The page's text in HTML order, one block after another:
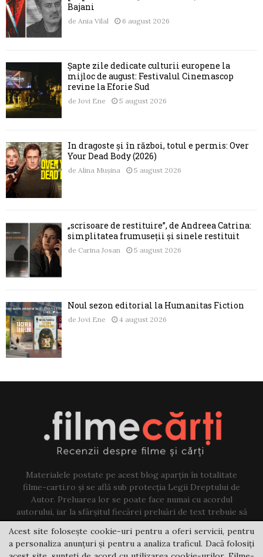
Bajani
de Ania Vilal 6 august 2026
Șapte zile dedicate culturii europene la
mijloc de august: Festivalul Cinemascop
revine la Eforie Sud
de Jovi Ene 5 august 2026
În dragoste și în război, totul e permis: Over
Your Dead Body (2026)
de Alina Mușina 5 august 2026
„scrisoare de restituire”, de Andreea Catrina:
simplitatea frumuseții și sinele restituit
de Carina Josan 5 august 2026
Noul sezon editorial la Humanitas Fiction
de Jovi Ene 4 august 2026
Materialele postate pe acest blog aparțin în totalitate
filme-carti.ro și se află sub protecția Legii Dreptului de
Autor. Preluarea lor se poate face numai cu acordul
autorului, iar la sfârșitul fiecărei preluări de text trebuie să
existe un link către acest blog.
Contact us:jovi@filme-carti.ro
Acest site folosește cookie-uri pentru a oferi servicii, pentru
a personaliza anunțuri și pentru a analiza traficul. Dacă folosiți